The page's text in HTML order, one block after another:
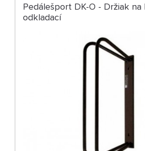
Pedálešport DK-O - Držiak na
odkladací